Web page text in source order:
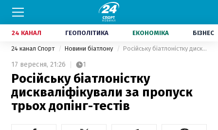
24 КАНАЛ ГЕОПОЛІТИКА ЕКОНОМІКА БІЗНЕС
24 канал Спорт Новини біатлону Російську біатлоністку дискваліфікували за пропуск трьох допінг-тестів
17 вересня, 21:26 1
Російську біатлоністку
дискваліфікували за пропуск
трьох допінг-тестів